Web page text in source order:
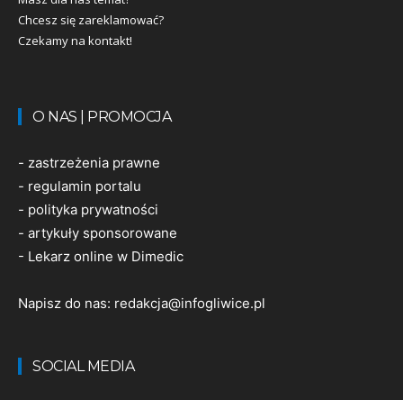
Chcesz się zareklamować?
Czekamy na kontakt!
O NAS | PROMOCJA
- zastrzeżenia prawne
- regulamin portalu
- polityka prywatności
- artykuły sponsorowane
- Lekarz online w Dimedic
Napisz do nas: redakcja@infogliwice.pl
SOCIAL MEDIA